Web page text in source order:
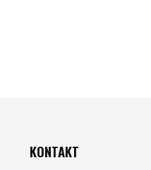
KONTAKT